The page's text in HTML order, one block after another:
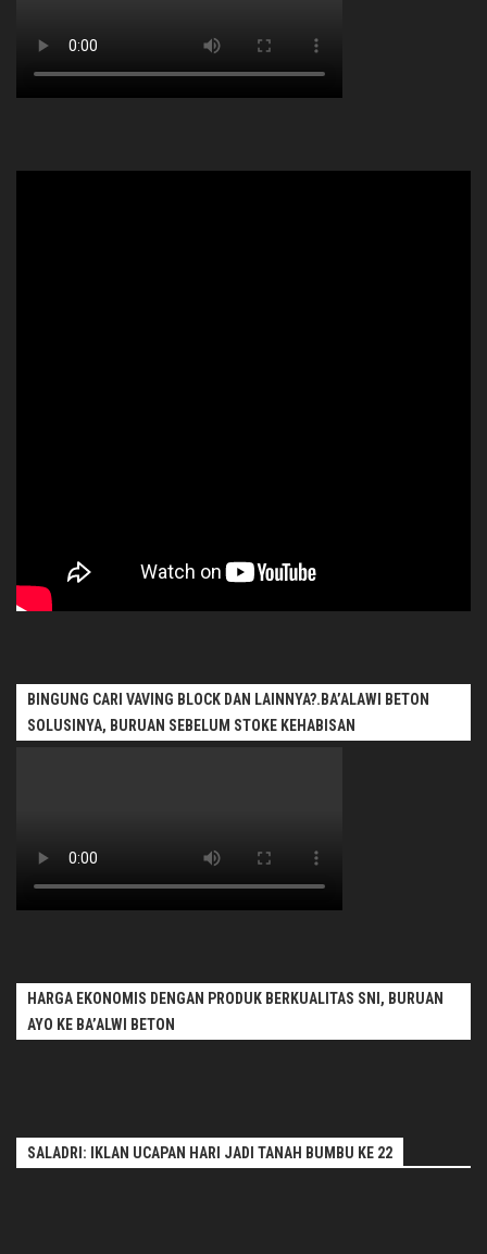
BINGUNG CARI VAVING BLOCK DAN LAINNYA?.BA’ALAWI BETON
SOLUSINYA, BURUAN SEBELUM STOKE KEHABISAN
HARGA EKONOMIS DENGAN PRODUK BERKUALITAS SNI, BURUAN
AYO KE BA’ALWI BETON
SALADRI: IKLAN UCAPAN HARI JADI TANAH BUMBU KE 22